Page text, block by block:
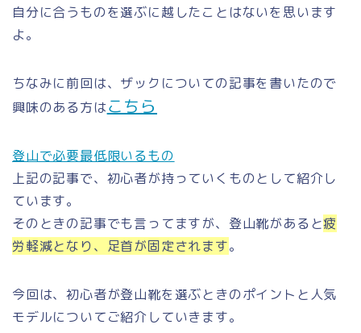
自分に合うものを選ぶに越したことはないを思います
よ。
ちなみに前回は、ザックについての記事を書いたので
興味のある方はこちら
登山で必要最低限いるもの
上記の記事で、初心者が持っていくものとして紹介し
ています。
そのときの記事でも言ってますが、登山靴があると疲
労軽減となり、足首が固定されます。
今回は、初心者が登山靴を選ぶときのポイントと人気
モデルについてご紹介していきます。